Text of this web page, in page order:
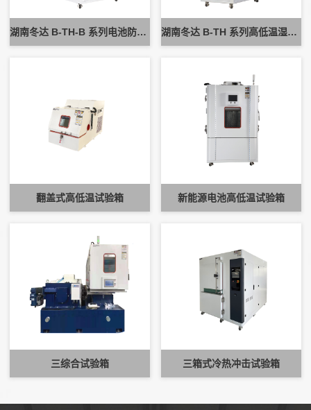
湖南冬达 B-TH-B 系列电池防爆试验箱 新能源电池高低温防爆测试设备 湖南冬达 B-TH 系列高低温湿热试验箱 可定制高低温循环可靠性测试设备
翻盖式高低温试验箱 新能源电池高低温试验箱
三综合试验箱 三箱式冷热冲击试验箱